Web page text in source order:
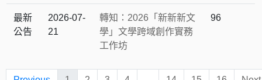
最新
公告
2026-07-
21
轉知：2026「新新新文
學」文學跨域創作實務
工作坊
96